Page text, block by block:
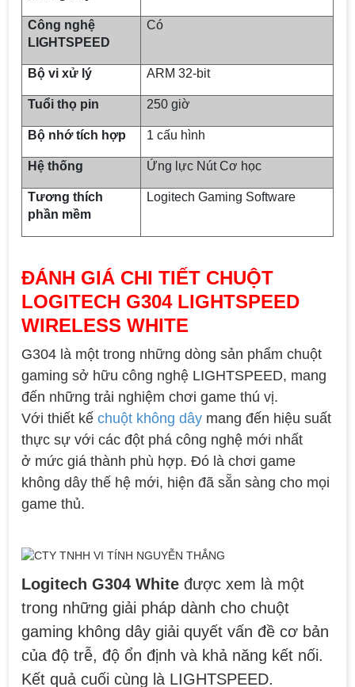
Công nghệ
LIGHTSPEED
Có
Bộ vi xử lý ARM 32-bit
Tuổi thọ pin 250 giờ
Bộ nhớ tích hợp 1 cấu hình
Hệ thống Ứng lực Nút Cơ học
Tương thích
phần mềm
Logitech Gaming Software
ĐÁNH GIÁ CHI TIẾT CHUỘT
LOGITECH G304 LIGHTSPEED
WIRELESS WHITE
G304 là một trong những dòng sản phẩm chuột
gaming sở hữu công nghệ LIGHTSPEED, mang
đến những trải nghiệm chơi game thú vị.
Với thiết kế chuột không dây mang đến hiệu suất
thực sự với các đột phá công nghệ mới nhất
ở mức giá thành phù hợp. Đó là chơi game
không dây thế hệ mới, hiện đã sẵn sàng cho mọi
game thủ.
Logitech G304 White được xem là một
trong những giải pháp dành cho chuột
gaming không dây giải quyết vấn đề cơ bản
của độ trễ, độ ổn định và khả năng kết nối.
Kết quả cuối cùng là LIGHTSPEED.